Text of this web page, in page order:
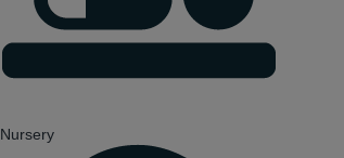
Nursery